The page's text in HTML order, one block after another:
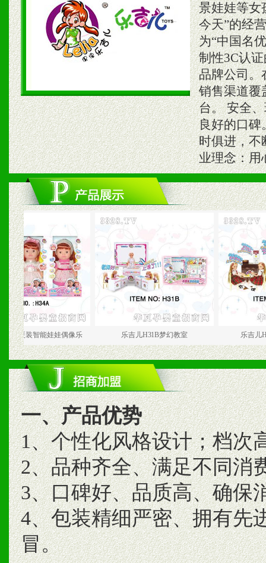
景娃娃等女
今天”的经
为“中国名
制性3C认
品牌公司。
销售渠道覆
台。 安全
良好的口碑
时俱进，不
业理念：用
智能娃娃偶像乐 乐吉儿H31B梦幻教室 乐吉儿H31A梦
一、产品优势
1、个性化风格设计；档次
2、品种齐全、满足不同消
3、口碑好、品质高、确保
4、包装精细严密、拥有先
冒。